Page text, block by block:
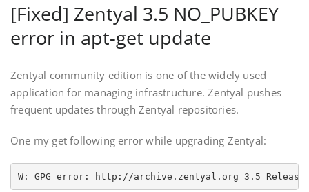
[Fixed] Zentyal 3.5 NO_PUBKEY
error in apt-get update
Zentyal community edition is one of the widely used
application for managing infrastructure. Zentyal pushes
frequent updates through Zentyal repositories.
One my get following error while upgrading Zentyal:
W: GPG error: http://archive.zentyal.org 3.5 Release: